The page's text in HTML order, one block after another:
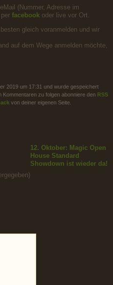
(Nummer, Adresse im
facebook oder live vor Ort.
gleich voranmelden und wir
auf dem Wege anmelden möchte,
2019 um 17:31 und wurde gespeichert
Kommentaren zu folgen abonniere den RSS
von deiner eigenen Seite.
12. Oktober: Magic Open
House Standard
Showdown ist wieder da!